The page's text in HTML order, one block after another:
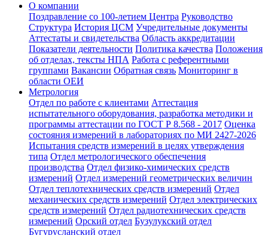
О компании
Поздравление со 100-летием Центра Руководство
Структура История ЦСМ Учредительные документы
Аттестаты и свидетельства Область аккредитации
Показатели деятельности Политика качества Положения
об отделах, тексты НПА Работа с референтными
группами Вакансии Обратная связь Мониторинг в
области ОЕИ
Метрология
Отдел по работе с клиентами Аттестация
испытательного оборудования, разработка методики и
программы аттестации по ГОСТ Р 8.568 - 2017 Оценка
состояния измерений в лабораториях по МИ 2427-2026
Испытания средств измерений в целях утверждения
типа Отдел метрологического обеспечения
производства Отдел физико-химических средств
измерений Отдел измерений геометрических величин
Отдел теплотехнических средств измерений Отдел
механических средств измерений Отдел электрических
средств измерений Отдел радиотехнических средств
измерений Орский отдел Бузулукский отдел
Бугурусланский отдел